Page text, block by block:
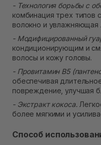
- Технология борьбы с
комбинация трех
волокно и увлажняющая
- Модифицированный
кондиционирующим и
волосы и кожу головы.
- Провитамин В5
обеспечивая
повреждение, улучшая
- Экстракт кокоса.
более мягкими и
Способ